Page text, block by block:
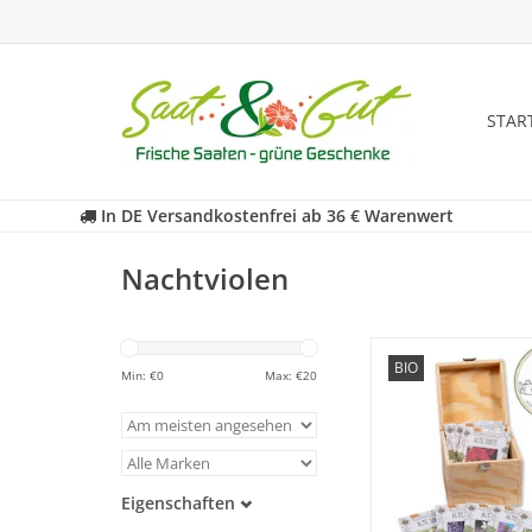
In DE Versandkostenfrei ab 36 € Warenwert
Nachtviolen
Min: €0 Max: €20
Eigenschaften
BIO
Historisches
Geschenk-Box!
von der
Schachtel mit
ALTEN SORTEN
ZUM WARENKORB